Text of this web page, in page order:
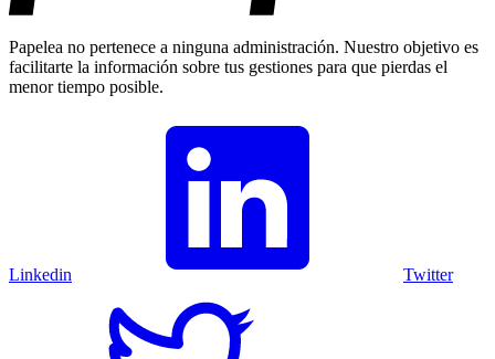
Papelea no pertenece a ninguna administración. Nuestro objetivo es
facilitarte la información sobre tus gestiones para que pierdas el
menor tiempo posible.
Linkedin Twitter